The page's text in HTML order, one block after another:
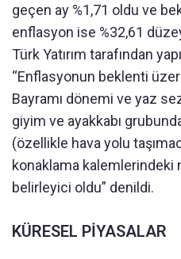
geçen ay %1,71 oldu ve
enflasyon ise %32,61
Türk Yatırım tarafından
“Enflasyonun beklenti
Bayramı dönemi ve yaz
giyim ve ayakkabı
(özellikle hava yolu
konaklama kalemlerindeki
belirleyici oldu” denildi.
KÜRESEL PİYASALAR